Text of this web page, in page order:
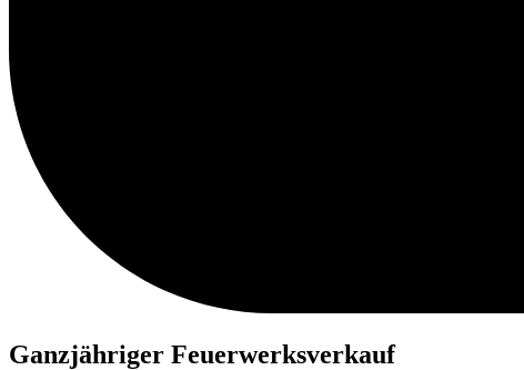
Ganzjähriger Feuerwerksverkauf